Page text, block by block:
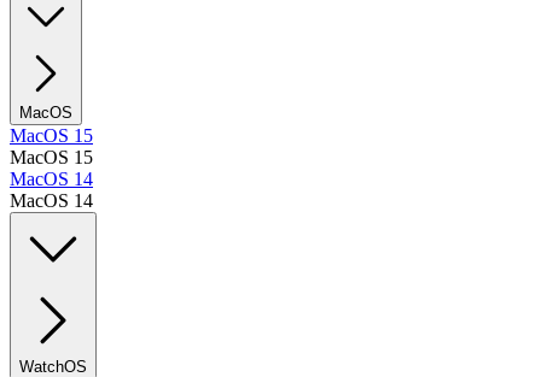
MacOS
MacOS 15
MacOS 15
MacOS 14
MacOS 14
WatchOS